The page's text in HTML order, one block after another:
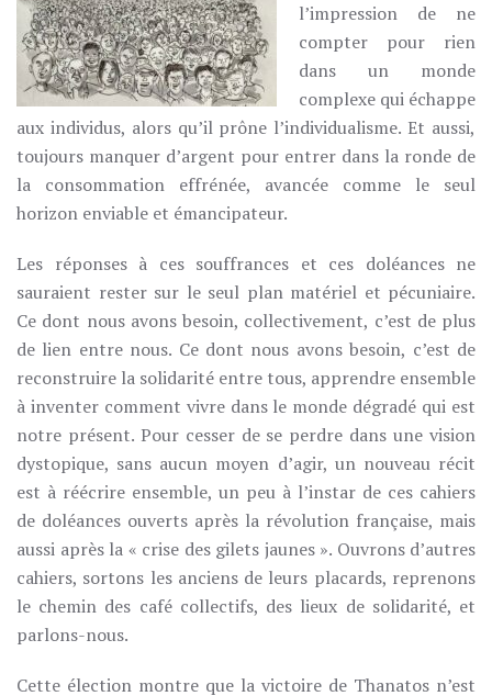
l’impression de ne
compter pour rien
dans un monde
complexe qui échappe
aux individus, alors qu’il prône l’individualisme. Et aussi,
toujours manquer d’argent pour entrer dans la ronde de
la consommation effrénée, avancée comme le seul
horizon enviable et émancipateur.
Les réponses à ces souffrances et ces doléances ne
sauraient rester sur le seul plan matériel et pécuniaire.
Ce dont nous avons besoin, collectivement, c’est de plus
de lien entre nous. Ce dont nous avons besoin, c’est de
reconstruire la solidarité entre tous, apprendre ensemble
à inventer comment vivre dans le monde dégradé qui est
notre présent. Pour cesser de se perdre dans une vision
dystopique, sans aucun moyen d’agir, un nouveau récit
est à réécrire ensemble, un peu à l’instar de ces cahiers
de doléances ouverts après la révolution française, mais
aussi après la « crise des gilets jaunes ». Ouvrons d’autres
cahiers, sortons les anciens de leurs placards, reprenons
le chemin des café collectifs, des lieux de solidarité, et
parlons-nous.
Cette élection montre que la victoire de Thanatos n’est